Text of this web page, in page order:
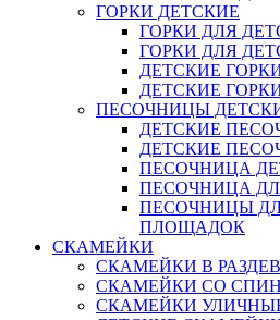
ГОРКИ ДЕТСКИЕ
ГОРКИ ДЛЯ
ГОРКИ ДЛЯ
ДЕТСКИЕ
ДЕТСКИЕ
ПЕСОЧНИЦЫ
ДЕТСКИЕ
ДЕТСКИЕ
ПЕСОЧНИЦА
ПЕСОЧНИЦА
ПЕСОЧНИЦЫ
ПЛОЩАДОК
СКАМЕЙКИ
СКАМЕЙКИ В
СКАМЕЙКИ СО
СКАМЕЙКИ